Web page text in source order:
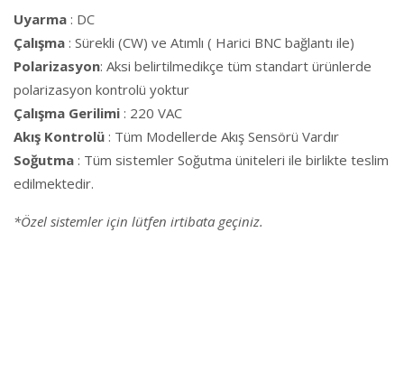
Uyarma : DC
Çalışma : Sürekli (CW) ve Atımlı ( Harici BNC bağlantı ile)
Polarizasyon: Aksi belirtilmedikçe tüm standart ürünlerde
polarizasyon kontrolü yoktur
Çalışma Gerilimi : 220 VAC
Akış Kontrolü : Tüm Modellerde Akış Sensörü Vardır
Soğutma : Tüm sistemler Soğutma üniteleri ile birlikte teslim
edilmektedir.
*Özel sistemler için lütfen irtibata geçiniz.